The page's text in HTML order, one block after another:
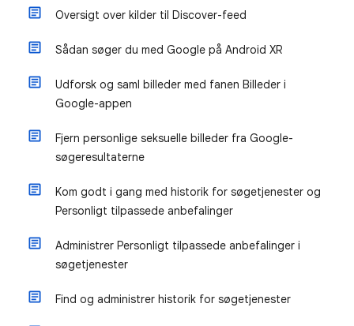
Oversigt over kilder til Discover-feed
Sådan søger du med Google på Android XR
Udforsk og saml billeder med fanen Billeder i
Google-appen
Fjern personlige seksuelle billeder fra Google-
søgeresultaterne
Kom godt i gang med historik for søgetjenester og
Personligt tilpassede anbefalinger
Administrer Personligt tilpassede anbefalinger i
søgetjenester
Find og administrer historik for søgetjenester